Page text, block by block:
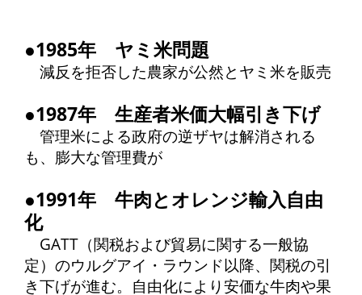
●1985年 ヤミ米問題
減反を拒否した農家が公然とヤミ米を販売
●1987年 生産者米価大幅引き下げ
管理米による政府の逆ザヤは解消される
も、膨大な管理費が
●1991年 牛肉とオレンジ輸入自由
化
GATT（関税および貿易に関する一般協
定）のウルグアイ・ラウンド以降、関税の引
き下げが進む。自由化により安価な牛肉や果